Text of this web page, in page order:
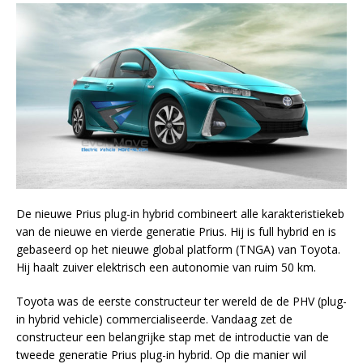
De nieuwe Prius plug-in hybrid combineert alle karakteristiekeb
van de nieuwe en vierde generatie Prius. Hij is full hybrid en is
gebaseerd op het nieuwe global platform (TNGA) van Toyota.
Hij haalt zuiver elektrisch een autonomie van ruim 50 km.
Toyota was de eerste constructeur ter wereld de de PHV (plug-
in hybrid vehicle) commercialiseerde. Vandaag zet de
constructeur een belangrijke stap met de introductie van de
tweede generatie Prius plug-in hybrid. Op die manier wil